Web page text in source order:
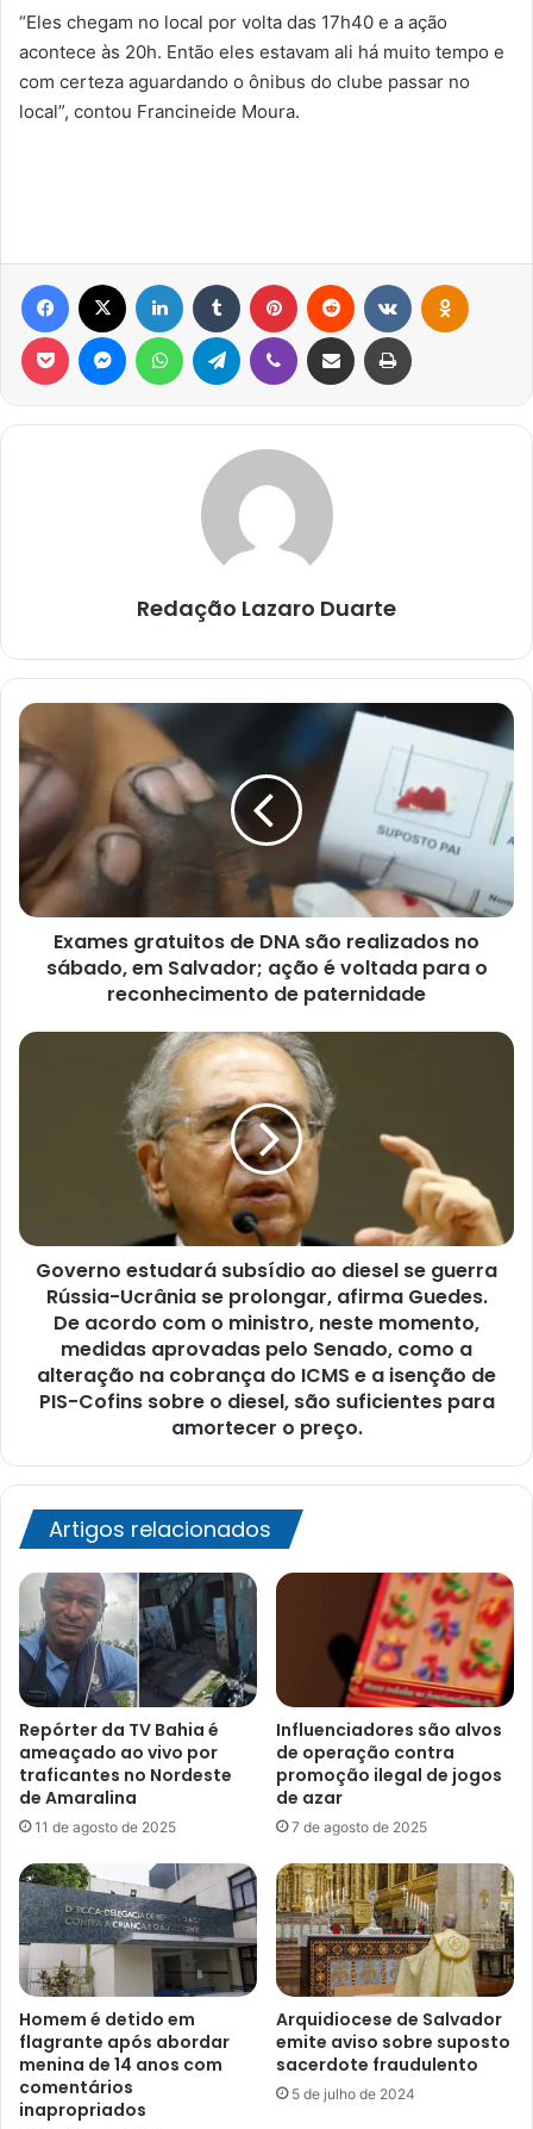
“Eles chegam no local por volta das 17h40 e a ação
acontece às 20h. Então eles estavam ali há muito tempo e
com certeza aguardando o ônibus do clube passar no
local”, contou Francineide Moura.
Facebook Linkedin Tumblr Pinterest Reddit
Pocket MessengerWhatsAppTelegram Viber Compartilhar via e-mail Imprimir
Redação Lazaro Duarte
Exames
gratuitos
de
DNA
são
realizados
no
sábado,
em
Salvador;
ação
para
reconhecimento
Exames gratuitos de DNA são realizados no
sábado, em Salvador; ação é voltada para o
reconhecimento de paternidade
Governo
Ucrânia
prolongar,
afirma
Guedes.
acordo
ministro,
momento,
medidas
pelo
Senado,
como
alteração
cobrança
do
ICMS
e
isenção
de
PIS-
Cofins
sobre
o
diesel,
são
suficientes
para
amortecer
Governo estudará subsídio ao diesel se guerra
Rússia-Ucrânia se prolongar, afirma Guedes.
De acordo com o ministro, neste momento,
medidas aprovadas pelo Senado, como a
alteração na cobrança do ICMS e a isenção de
PIS-Cofins sobre o diesel, são suficientes para
amortecer o preço.
Artigos relacionados
Repórter da TV Bahia é
ameaçado ao vivo por
traficantes no Nordeste
de Amaralina
11 de agosto de 2025
Influenciadores são alvos
de operação contra
promoção ilegal de jogos
de azar
7 de agosto de 2025
Homem é detido em
flagrante após abordar
menina de 14 anos com
comentários
inapropriados
Arquidiocese de Salvador
emite aviso sobre suposto
sacerdote fraudulento
5 de julho de 2024